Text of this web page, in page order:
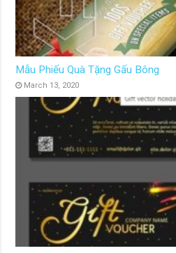
Mẫu Phiếu Quà Tặng Gấu Bông
March 13, 2020